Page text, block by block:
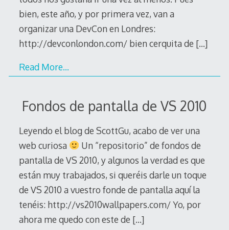
bien, este año, y por primera vez, van a
organizar una DevCon en Londres:
http://devconlondon.com/ bien cerquita de […]
Read More…
Fondos de pantalla de VS 2010
Leyendo el blog de ScottGu, acabo de ver una
web curiosa
Un “repositorio” de fondos de
pantalla de VS 2010, y algunos la verdad es que
están muy trabajados, si queréis darle un toque
de VS 2010 a vuestro fonde de pantalla aquí la
tenéis: http://vs2010wallpapers.com/ Yo, por
ahora me quedo con este de […]